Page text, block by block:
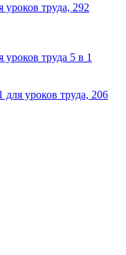
уроков труда, 292
труда 5 в 1
уроков труда, 206